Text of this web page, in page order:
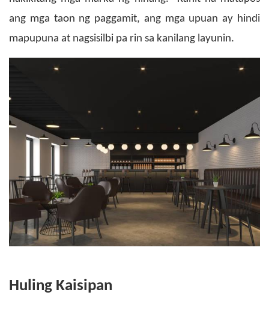
ang mga taon ng paggamit, ang mga upuan ay hindi
mapupuna at nagsisilbi pa rin sa kanilang layunin.
Huling Kaisipan